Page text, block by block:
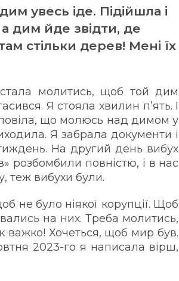
увесь іде. Підійшла і
дим йде звідти, де
стільки дерев! Мені їх
молитись, щоб той дим
Я стояла хвилин п’ять. І
що молюсь над димом у
Я забрала документи і
На другий день вибух
розбомбили повністю, і в нас
теж вибухи були.
не було ніякої корупції. Щоб
на них. Треба молитись,
важко! Хочеться, щоб мир був.
2023-го я написала вірш,